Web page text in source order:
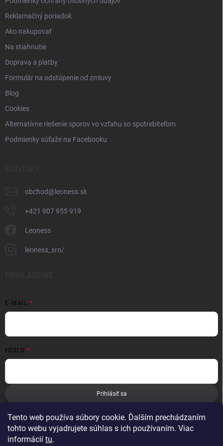
Tento web používa súbory cookie. Ďalším prechádzaním
tohto webu vyjadrujete súhlas s ich používaním. Viac
informácií tu.
Reklamačný poriadok
Ako nakupovať
Na stiahnutie
Doprava a platby
Formulár na odstúpenie od zmluvy
Blog
Cookies
Alternatívne riešenie sporov vo vzťahu so spotrebiteľom
Podmienky súťaže na Facebooku
obchod@ leoness.sk
+421 907 955 919
Leoness
leoness_sro/
E-MAIL
HESLO
Prihlásiť sa